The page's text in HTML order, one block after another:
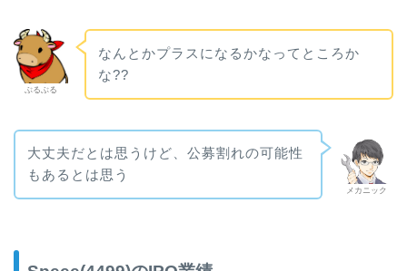
ぶるぶる
なんとかプラスになるかなってところか
な??
メカニック
大丈夫だとは思うけど、公募割れの可能性
もあるとは思う